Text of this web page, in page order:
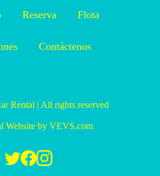
Reserva Flota
Contáctenos
Rental | All rights reserved
Website by VEVS.com